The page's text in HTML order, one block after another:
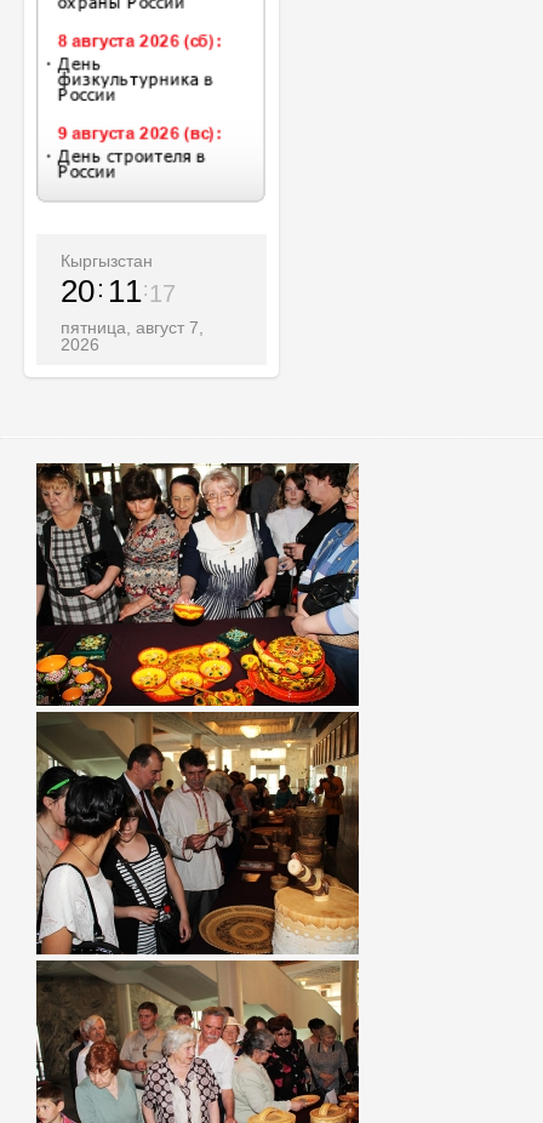
Кыргызстан
20 11 19
пятница, август 7,
2026